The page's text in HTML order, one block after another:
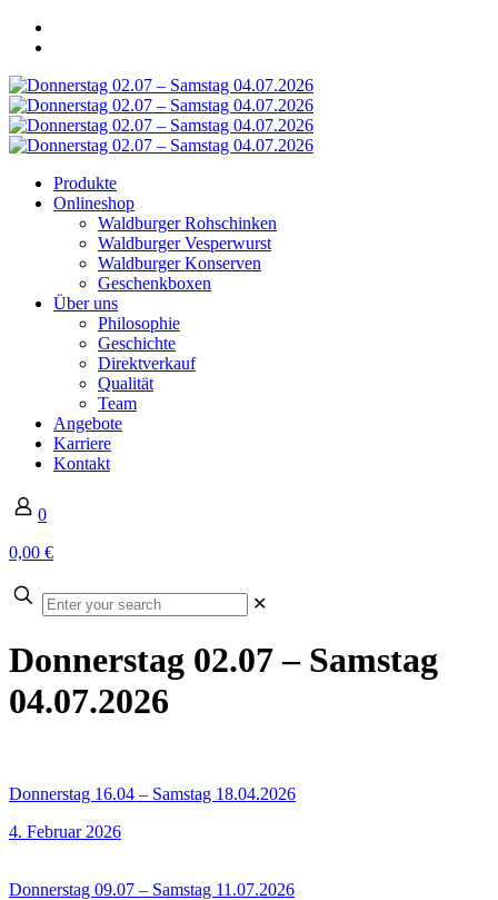
Produkte
Onlineshop
Waldburger Rohschinken
Waldburger Vesperwurst
Waldburger Konserven
Geschenkboxen
Über uns
Philosophie
Geschichte
Direktverkauf
Qualität
Team
Angebote
Karriere
Kontakt
0
0,00 €
Enter
your
✕
Donnerstag 02.07 – Samstag
04.07.2026
Donnerstag 16.04 – Samstag 18.04.2026
4. Februar 2026
Donnerstag 09.07 – Samstag 11.07.2026